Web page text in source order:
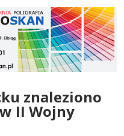
znaleziono
II Wojny